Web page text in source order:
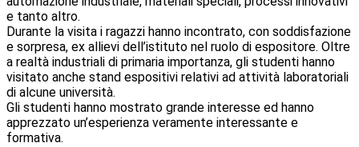
e tanto altro.
Durante la visita i ragazzi hanno incontrato, con soddisfazione
e sorpresa, ex allievi dell’istituto nel ruolo di espositore. Oltre
a realtà industriali di primaria importanza, gli studenti hanno
visitato anche stand espositivi relativi ad attività laboratoriali
di alcune università.
Gli studenti hanno mostrato grande interesse ed hanno
apprezzato un’esperienza veramente interessante e
formativa.